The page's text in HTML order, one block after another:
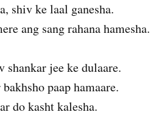
shiv ke laal ganesha.
ang sang rahana hamesha.
shankar jee ke dulaare.
paap hamaare.
do kasht kalesha.